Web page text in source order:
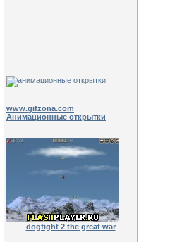
www.gifzona.com
Анимационные открытки
dogfight 2 the great war